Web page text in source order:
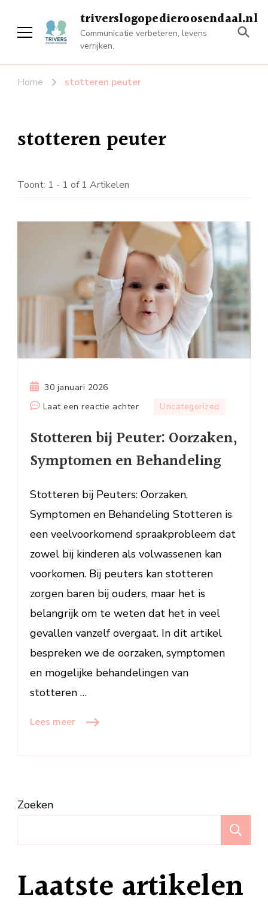
triverslogopedieroosendaal.nl
Communicatie verbeteren, levens
verrijken.
Home stotteren peuter
stotteren peuter
Toont: 1 - 1 of 1 Artikelen
30 januari 2026
Laat een reactie achterop
bij
Peuter:
Oorzaken,
en
Behandeling
Uncategorized
Stotteren bij Peuter: Oorzaken,
Symptomen en Behandeling
Stotteren bij Peuters: Oorzaken,
Symptomen en Behandeling Stotteren is
een veelvoorkomend spraakprobleem dat
zowel bij kinderen als volwassenen kan
voorkomen. Bij peuters kan stotteren
zorgen baren bij ouders, maar het is
belangrijk om te weten dat het in veel
gevallen vanzelf overgaat. In dit artikel
bespreken we de oorzaken, symptomen
en mogelijke behandelingen van
stotteren …
Lees meer
Zoeken
Laatste artikelen